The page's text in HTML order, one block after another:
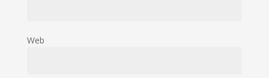
Web